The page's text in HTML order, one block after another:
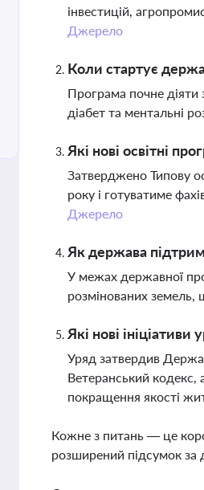
інвестицій,
Джерело
Коли стартує
Програма почне діяти
діабет та ментальні
Які нові освітні
Затверджено Типову
року і готуватиме
Джерело
Як держава
У межах державної
розмінованих земель,
Які нові
Уряд затвердив
Ветеранський кодекс,
покращення якості
Кожне з питань — це
розширений підсумок за